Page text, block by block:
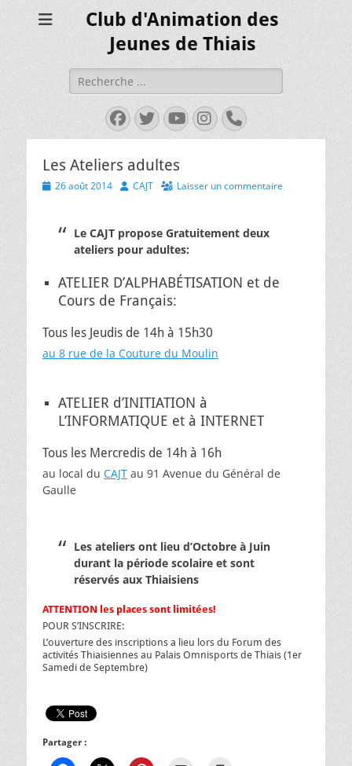
Club d'Animation des
Jeunes de Thiais
Rechercher :
Facebook
Twitter
YouTube
Instagram
Tél
Les Ateliers adultes
Posted
26 août 2014 Author
CAJT Laisser un commentaire
Le CAJT propose Gratuitement deux
ateliers pour adultes:
ATELIER D’ALPHABÉTISATION et de
Cours de Français:
Tous les Jeudis de 14h à 15h30
au 8 rue de la Couture du Moulin
ATELIER d’INITIATION à
L’INFORMATIQUE et à INTERNET
Tous les Mercredis de 14h à 16h
au local du CAJT au 91 Avenue du Général de
Gaulle
Les ateliers ont lieu d’Octobre à Juin
durant la période scolaire et sont
réservés aux Thiaisiens
ATTENTION les places sont limitées!
POUR S’INSCRIRE:
L’ouverture des inscriptions a lieu lors du Forum des
activités Thiaisiennes au Palais Omnisports de Thiais (1er
Samedi de Septembre)
Partager :